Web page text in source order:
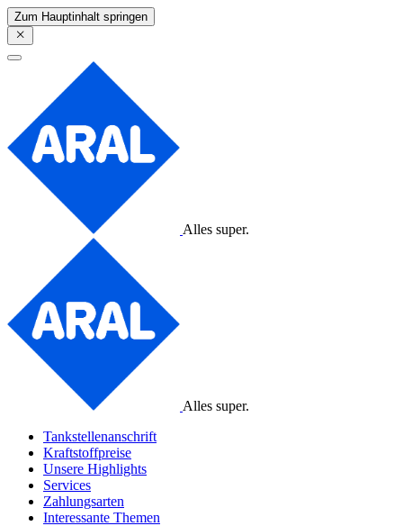
Zum Hauptinhalt springen
Alles super.
Alles super.
Tankstellenanschrift
Kraftstoffpreise
Unsere Highlights
Services
Zahlungsarten
Interessante Themen